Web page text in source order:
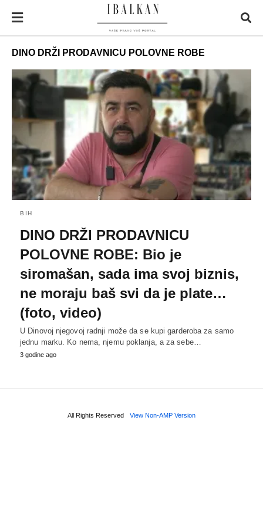
DINO DRŽI PRODAVNICU POLOVNE ROBE
BIH
DINO DRŽI PRODAVNICU
POLOVNE ROBE: Bio je
siromašan, sada ima svoj biznis,
ne moraju baš svi da je plate…
(foto, video)
U Dinovoj njegovoj radnji može da se kupi garderoba za samo
jednu marku. Ko nema, njemu poklanja, a za sebe…
3 godine ago
All Rights Reserved View Non-AMP Version